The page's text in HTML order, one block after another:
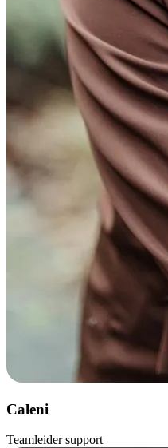
Caleni
Teamleider support